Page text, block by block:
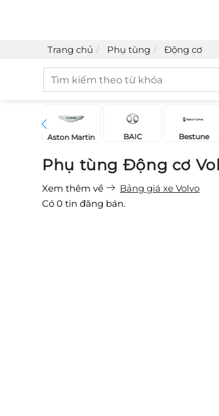
Trang chủ Phụ tùng Động cơ
Aston Martin BAIC Bestune
Phụ tùng Động cơ
Xem thêm về
Bảng giá xe Volvo
Có 0 tin đăng bán.